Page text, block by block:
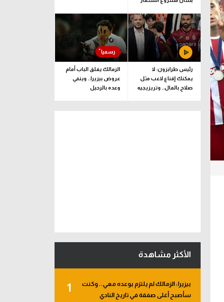
رئيس طرابزون: لا
يمكنك إقناع لاعب مثل
صلاح بالمال.. وتريزيجيه
الزمالك يغلق الباب أمام
عروض بيزيرا.. وينفي
وعده بالرحيل
الأكثر مشاهدة
1
بيزيرا: الزمالك لم يلتزم بوعده معي.. وكنت
سأصبح أغلى صفقة في تاريخ النادي